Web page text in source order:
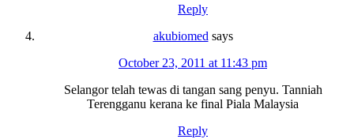
Reply
akubiomed says
October 23, 2011 at 11:43 pm
Selangor telah tewas di tangan sang penyu. Tanniah
Terengganu kerana ke final Piala Malaysia
Reply